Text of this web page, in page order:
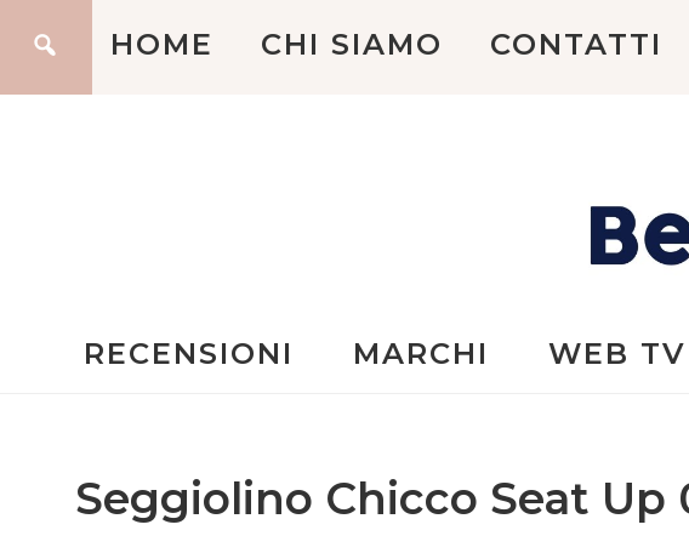
HOME CHI SIAMO CONTATTI
RECENSIONI MARCHI WEB TV
Seggiolino Chicco Seat Up